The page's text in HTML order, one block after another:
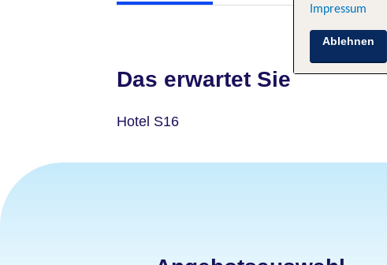
Das erwartet Sie
Hotel S16
Impressum
Ablehnen